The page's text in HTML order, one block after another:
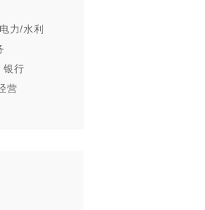
力/水利
银行
营